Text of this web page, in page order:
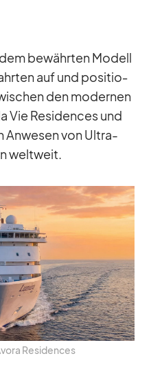
be­währ­ten Mo­dell
auf und po­si­tio­
den mo­der­nen
Vie Re­si­den­ces und
An­we­sen von Ul­tra-
welt­weit.
Re­si­den­ces